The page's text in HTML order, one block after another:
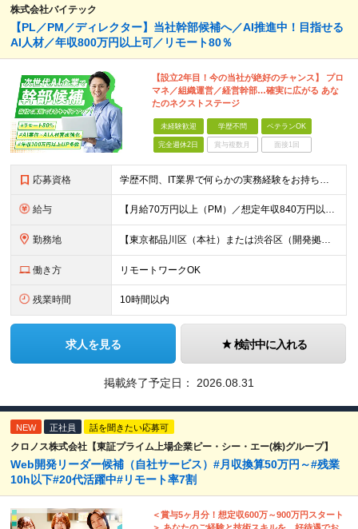
株式会社バイテック
【PL／PM／ディレクター】当社幹部候補へ／AI推進中！目指せる
AI人材／年収800万円以上可／リモート80％
【設立2年目！今の当社が絶好のチャンス】 プロ
マネ／組織運営／経営幹部…確実に広がる あな
たのネクストステージ
未経験歓迎 学歴不問 ベテランOK
完全週休2日 賞与複数月 面接1回
応募資格 学歴不問、IT業界で何らかの実務経験をお持ちの方（3年以上） ※PG/SE経験がある方歓迎、PM/PL経験があれば即戦力として優遇 ※ブランクのある方歓迎 ※担当業務/フェーズ/使用言語などは限定せず
給与 【月給70万円以上（PM）／想定年収840万円以上】 ★詳しくは下記をご参照ください！ ■SE/PL/テスト計画以降などの上流フェーズ 月給53万円以上 ※想定年収636万円以上 ■PM/ディレク
勤務地 【東京都品川区（本社）または渋谷区（開発拠点）各プロジェクト先の勤務地】 ◎リモート案件も多数のため在宅勤務も可能です！ 常駐・ハイブリッド型・フルリモートなど柔軟に対応しています。 ※転勤はございま
働き方 リモートワークOK
残業時間 10時間以内
求人を見る 検討中に入れる
掲載終了予定日： 2026.08.31
NEW 正社員 話を聞きたい応募可
クロノス株式会社【東証プライム上場企業ピー・シー・エー(株)グループ】
Web開発リーダー候補（自社サービス）#月収換算50万円～#残業
10h以下#20代活躍中#リモート率7割
＜賞与5ヶ月分！想定収600万～900万円スタート